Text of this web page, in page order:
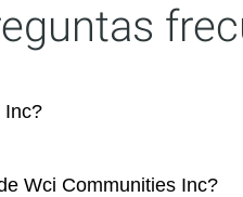
Inc?
Wci Communities Inc?